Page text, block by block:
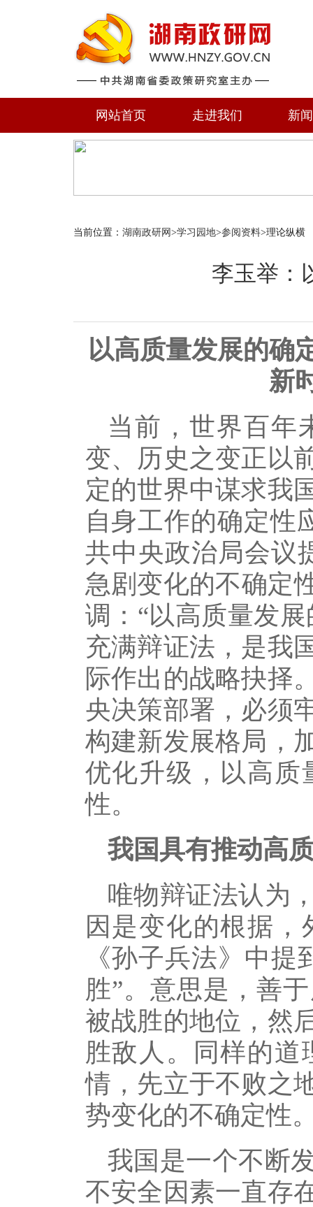
网站首页 走进我们 新
当前位置： 湖南政研网 >学习园地>参阅资料>理论纵横
李玉举：
以高质量发展的确
新
当前，世界百年
变、历史之变正以
定的世界中谋求我
自身工作的确定性
共中央政治局会议
急剧变化的不确定
调：“以高质量发
充满辩证法，是我
际作出的战略抉择
央决策部署，必须
构建新发展格局，
优化升级，以高质
性。
我国具有推动高
唯物辩证法认为
因是变化的根据
《孙子兵法》中
胜”。意思是，善
被战胜的地位，然
胜敌人。同样的
情，先立于不败之
势变化的不确定性
我国是一个不断
不安全因素一直存